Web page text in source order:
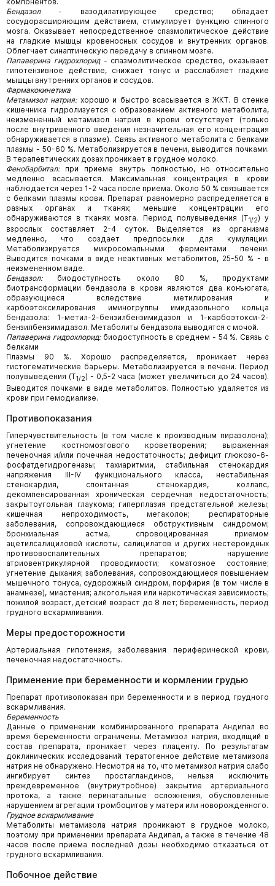
Бендазол- вазодилатирующее средство; обладает
сосудорасширяющим действием, стимулирует функцию спинного
мозга. Оказывает непосредственное спазмолитическое действие
на гладкие мышцы кровеносных сосудов и внутренних органов.
Облегчает синаптическую передачу в спинном мозге.
Папаверина гидрохлорид- спазмолитическое средство, оказывает
гипотензивное действие, снижает тонус и расслабляет гладкие
мышцы внутренних органов и сосудов.
Фармакокинетика
Метамизол натрия:хорошо и быстро всасывается в ЖКТ. В стенке
кишечника гидролизуется с образованием активного метаболита,
неизмененный метамизол натрия в крови отсутствует (только
после внутривенного введения незначительная его концентрация
обнаруживается в плазме). Связь активного метаболита с белками
плазмы - 50-60 %. Метаболизируется в печени, выводится почками.
В терапевтических дозах проникает в грудное молоко.
Фенобарбитал:при приеме внутрь полностью, но относительно
медленно всасывается. Максимальная концентрация в крови
наблюдается через 1-2 часа после приема. Около 50 % связывается
с белками плазмы крови. Препарат равномерно распределяется в
разных органах и тканях; меньшие концентрации его
обнаруживаются в тканях мозга. Период полувыведения (T1/2) у
взрослых составляет 2-4 суток. Выделяется из организма
медленно, что создает предпосылки для кумуляции.
Метаболизируется микросомальными ферментами печени.
Выводится почками в виде неактивных метаболитов, 25-50 % - в
неизмененном виде.
Бендазол:биодоступность около 80 %, продуктами
биотрансформации бендазола в крови являются два конъюгата,
образующиеся вследствие метилирования и
карбоэтоксилирования иминогруппы имидазольного кольца
бендазола: 1-метил-2-бензилбензимидазол и 1-карбоэтокси-2-
бензилбензимидазол. Метаболиты бендазола выводятся с мочой.
Папаверина гидрохлорид:биодоступность в среднем - 54 %. Связь с
белками
Плазмы 90 %. Хорошо распределяется, проникает через
гистогематические барьеры. Метаболизируется в печени. Период
полувыведения (Т1/2) - 0,5-2 часа (может увеличиться до 24 часов).
Выводится почками в виде метаболитов. Полностью удаляется из
крови при гемодиализе.
Противопоказания
Гиперчувствительность (в том числе к производным пиразолона);
угнетение костномозгового кроветворения; выраженная
печеночная и/или почечная недостаточность; дефицит глюкозо-6-
фосфатдегидрогеназы; тахиаритмии, стабильная стенокардия
напряжения III-IV функционального класса, нестабильная
стенокардия, спонтанная стенокардия, коллапс,
декомпенсированная хроническая сердечная недостаточность;
закрытоугольная глаукома; гиперплазия предстательной железы;
кишечная непроходимость, мегаколон; респираторные
заболевания, сопровождающиеся обструктивным синдромом;
бронхиальная астма, спровоцированная приемом
ацетилсалициловой кислоты, салицилатов и других нестероидных
противовоспалительных препаратов; нарушение
атриовентрикулярной проводимости; коматозное состояние;
угнетение дыхания; заболевания, сопровождающиеся повышением
мышечного тонуса, судорожный синдром, порфирия (в том числе в
анамнезе), миастения; алкогольная или наркотическая зависимость;
пожилой возраст, детский возраст до 8 лет; беременность, период
грудного вскармливания.
Меры предосторожности
Артериальная гипотензия, заболевания периферической крови,
печеночная недостаточность.
Применение при беременности и кормлении грудью
Препарат противопоказан при беременности и в период грудного
вскармливания.
Беременность
Данные о применении комбинированного препарата Андипал во
время беременности ограничены. Метамизол натрия, входящий в
состав препарата, проникает через плаценту. По результатам
доклинических исследований тератогенное действие метамизола
натрия не обнаружено. Несмотря на то, что метамизол натрия слабо
ингибирует синтез простагландинов, нельзя исключить
преждевременное (внутриутробное) закрытие артериального
протока, а также перинатальные осложнения, обусловленные
нарушением агрегации тромбоцитов у матери или новорожденного.
Грудное вскармливание
Метаболиты метамизола натрия проникают в грудное молоко,
поэтому при применении препарата Андипал, а также в течение 48
часов после приема последней дозы необходимо отказаться от
грудного вскармливания.
Побочное действие